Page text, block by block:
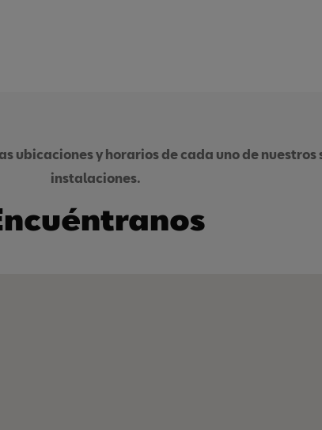
ubicaciones y horarios de cada uno de nuestros
instalaciones.